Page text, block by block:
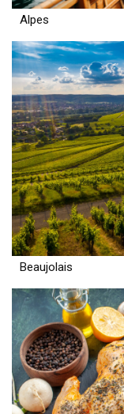
Alpes
Beaujolais